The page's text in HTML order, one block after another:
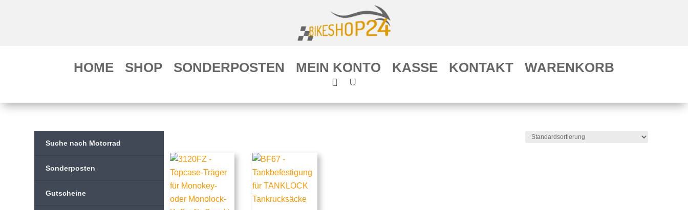
HOME SHOP SONDERPOSTEN MEIN KONTO KASSE KONTAKT WARENKORB
Suche nach Motorrad
Sonderposten
Gutscheine